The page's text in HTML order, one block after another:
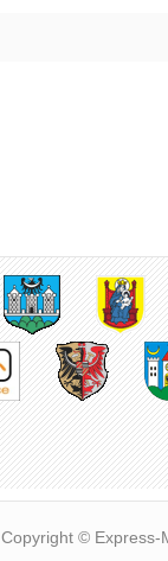
Copyright © Express-